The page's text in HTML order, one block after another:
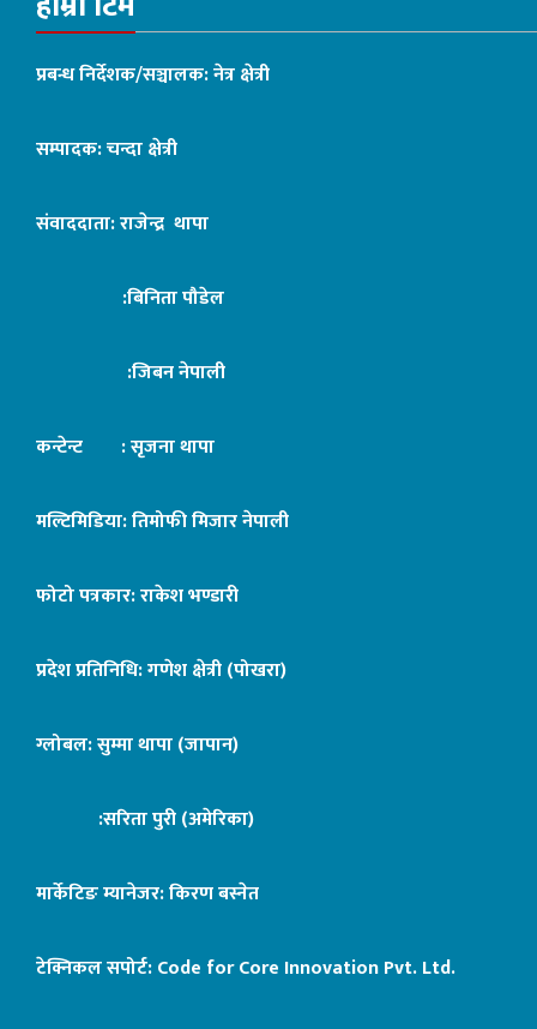
प्रबन्ध निर्देशक/सञ्चालक: नेत्र क्षेत्री
सम्पादक: चन्दा क्षेत्री
संवाददाता: राजेन्द्र थापा
:बिनिता पौडेल
:जिबन नेपाली
कन्टेन्ट : सृजना थापा
मल्टिमिडिया: तिमोफी मिजार नेपाली
फोटो पत्रकार: राकेश भण्डारी
प्रदेश प्रतिनिधि: गणेश क्षेत्री (पोखरा)
ग्लोबल: सुम्मा थापा (जापान)
:सरिता पुरी (अमेरिका)
मार्केटिङ म्यानेजर: किरण बस्नेत
टेक्निकल सपोर्ट:Code for Core Innovation Pvt. Ltd.